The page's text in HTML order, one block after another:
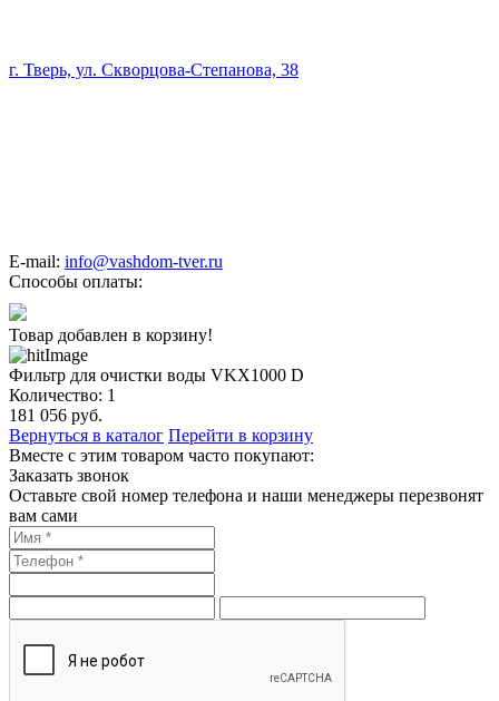
г. Тверь, ул. Скворцова-Степанова, 38
E-mail: info@vashdom-tver.ru
Способы оплаты:
Товар добавлен в корзину!
Фильтр для очистки воды VKX1000 D
Количество: 1
181 056 руб.
Вернуться в каталог Перейти в корзину
Вместе с этим товаром часто покупают:
Заказать звонок
Оставьте свой номер телефона и наши менеджеры перезвонят
вам сами